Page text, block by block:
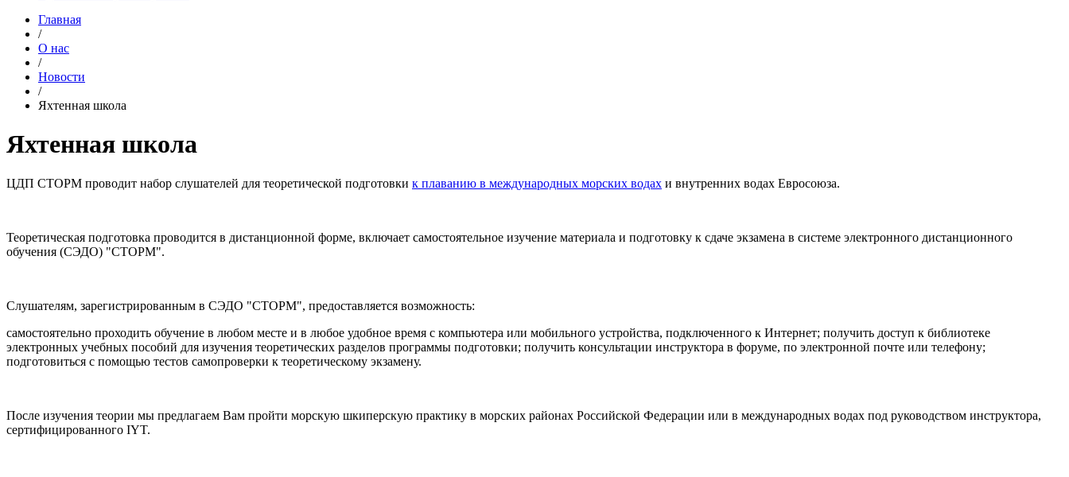
Главная
/
О нас
/
Новости
/
Яхтенная школа
Яхтенная школа
ЦДП СТОРМ проводит набор слушателей для теоретической подготовки к плаванию в международных морских водах и внутренних водах Евросоюза.
Теоретическая подготовка проводится в дистанционной форме, включает самостоятельное изучение материала и подготовку к сдаче экзамена в системе электронного дистанционного
обучения (СЭДО) "СТОРМ".
Слушателям, зарегистрированным в СЭДО "СТОРМ", предоставляется возможность:
самостоятельно проходить обучение в любом месте и в любое удобное время с компьютера или мобильного устройства, подключенного к Интернет; получить доступ к библиотеке
электронных учебных пособий для изучения теоретических разделов программы подготовки; получить консультации инструктора в форуме, по электронной почте или телефону;
подготовиться с помощью тестов самопроверки к теоретическому экзамену.
После изучения теории мы предлагаем Вам пройти морскую шкиперскую практику в морских районах Российской Федерации или в международных водах под руководством инструктора,
сертифицированного IYT.